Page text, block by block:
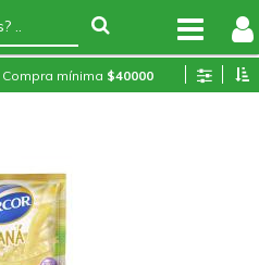
mínima $40000